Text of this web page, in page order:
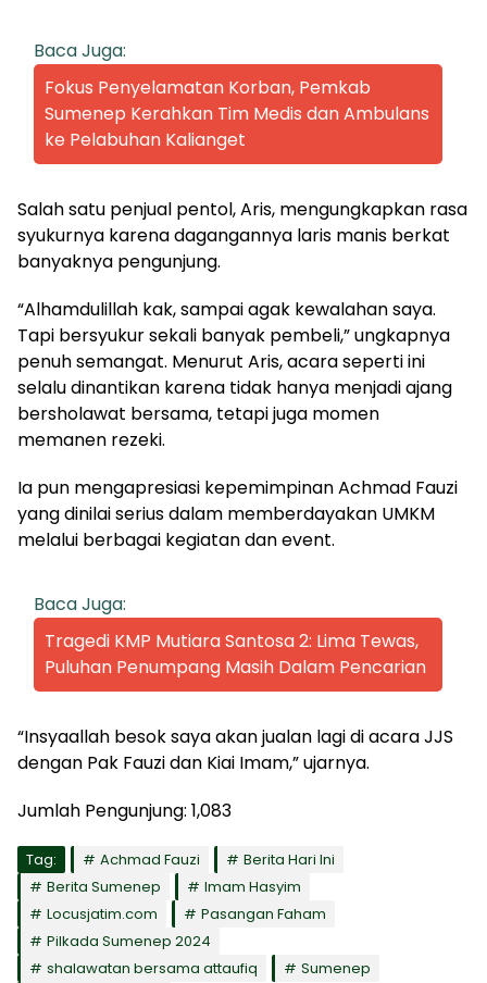
Baca Juga:
Fokus Penyelamatan Korban, Pemkab
Sumenep Kerahkan Tim Medis dan Ambulans
ke Pelabuhan Kalianget
Salah satu penjual pentol, Aris, mengungkapkan rasa
syukurnya karena dagangannya laris manis berkat
banyaknya pengunjung.
“Alhamdulillah kak, sampai agak kewalahan saya.
Tapi bersyukur sekali banyak pembeli,” ungkapnya
penuh semangat. Menurut Aris, acara seperti ini
selalu dinantikan karena tidak hanya menjadi ajang
bersholawat bersama, tetapi juga momen
memanen rezeki.
Ia pun mengapresiasi kepemimpinan Achmad Fauzi
yang dinilai serius dalam memberdayakan UMKM
melalui berbagai kegiatan dan event.
Baca Juga:
Tragedi KMP Mutiara Santosa 2: Lima Tewas,
Puluhan Penumpang Masih Dalam Pencarian
“Insyaallah besok saya akan jualan lagi di acara JJS
dengan Pak Fauzi dan Kiai Imam,” ujarnya.
Jumlah Pengunjung: 1,083
Tag: Achmad Fauzi
Berita Hari Ini
Berita Sumenep
Imam Hasyim
Locusjatim.com
Pasangan Faham
Pilkada Sumenep 2024
shalawatan bersama attaufiq
Sumenep